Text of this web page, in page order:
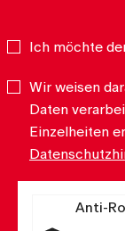
Newsletter
Ich möchte
Datenschutz*
Wir weisen
Daten
Einzelheiten
Anti-